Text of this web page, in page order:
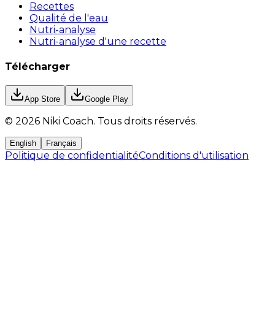
Recettes
Qualité de l'eau
Nutri-analyse
Nutri-analyse d'une recette
Télécharger
App Store Google Play
© 2026 Niki Coach. Tous droits réservés.
English Français
Politique de confidentialitéConditions d'utilisation